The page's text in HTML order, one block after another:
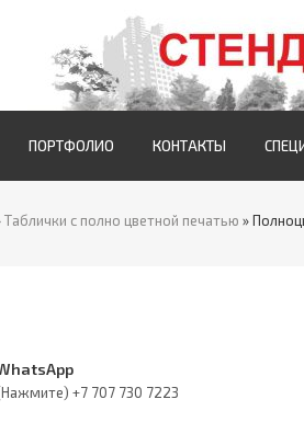
ПОРТФОЛИО КОНТАКТЫ
Таблички с полно цветной печатью »
+7 707 730 7223